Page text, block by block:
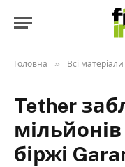
Головна » Всі матеріали
Tether
біржі